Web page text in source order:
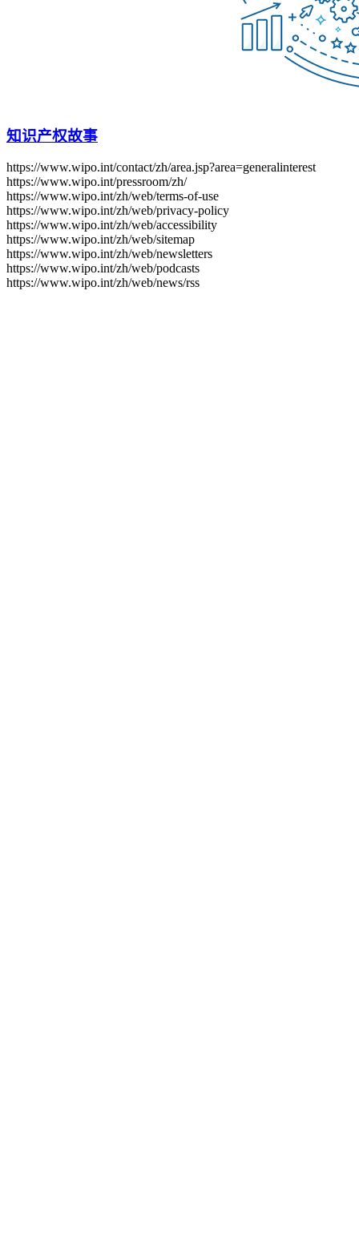
知识产权故事
https://www.wipo.int/contact/zh/area.jsp?area=generalinterest
https://www.wipo.int/pressroom/zh/
https://www.wipo.int/zh/web/terms-of-use
https://www.wipo.int/zh/web/privacy-policy
https://www.wipo.int/zh/web/accessibility
https://www.wipo.int/zh/web/sitemap
https://www.wipo.int/zh/web/newsletters
https://www.wipo.int/zh/web/podcasts
https://www.wipo.int/zh/web/news/rss